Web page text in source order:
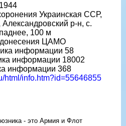
Украинская ССР,
Александровский р-н, с.
100 м
донесения ЦАМО
информации 58
информации 18002
информации 368
html/info.htm?id=55646855
- это Армия и Флот